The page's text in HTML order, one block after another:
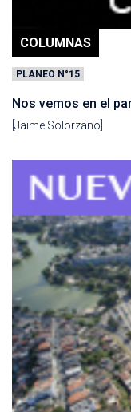
COLUMNAS
PLANEO N°15
Nos vemos en el
[Jaime Solorzano]